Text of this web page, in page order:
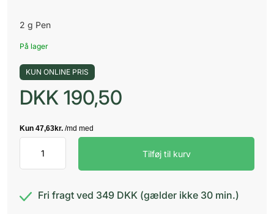
2 g Pen
På lager
KUN ONLINE PRIS
DKK 190,50
Vortepen
antal
Tilføj til kurv
Fri fragt ved 349 DKK (gælder ikke 30 min.)